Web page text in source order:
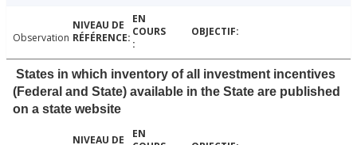
Observation
States in which inventory of all investment incentives
(Federal and State) available in the State are published
on a state website